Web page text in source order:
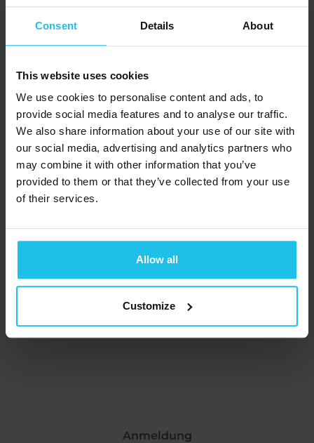
Consent Details About
This website uses cookies
We use cookies to personalise content and ads, to
provide social media features and to analyse our traffic.
We also share information about your use of our site with
our social media, advertising and analytics partners who
may combine it with other information that you’ve
provided to them or that they’ve collected from your use
of their services.
Allow all
Customize
Lernen Sie alles
kennen, was die
QX World zu
bieten hat!
Anmeldung